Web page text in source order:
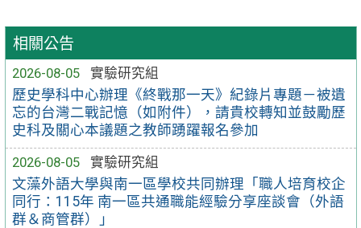
相關公告
2026-08-05
實驗研究組
歷史學科中心辦理《終戰那一天》紀錄片專題－被遺
忘的台灣二戰記憶（如附件），請貴校轉知並鼓勵歷
史科及關心本議題之教師踴躍報名參加
2026-08-05
實驗研究組
文藻外語大學與南一區學校共同辦理「職人培育校企
同行：115年 南一區共通職能經驗分享座談會（外語
群＆商管群）」